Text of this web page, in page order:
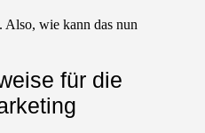
Also, wie kann das nun
für die